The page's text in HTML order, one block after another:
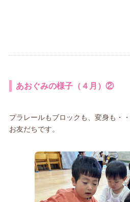
あおぐみの様子（４月）②
プラレールもブロックも、変身も・
お友だちです。